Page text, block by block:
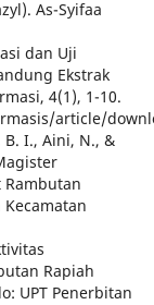
As-Syifaa
dan Uji
Ekstrak
4(1), 1-10.
article/
I., Aini, N., &
Rambutan
Rapiah
UPT Penerbitan